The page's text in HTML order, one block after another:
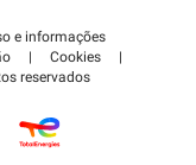
e informações
| Cookies
|
reservados